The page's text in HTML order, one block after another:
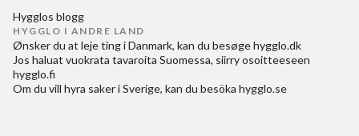
Hygglos blogg
HYGGLO I ANDRE LAND
Ønsker du at leje ting i Danmark, kan du besøgehygglo.dk
Jos haluat vuokrata tavaroita Suomessa, siirry osoitteeseen
hygglo.fi
Om du vill hyra saker i Sverige, kan du besöka hygglo.se